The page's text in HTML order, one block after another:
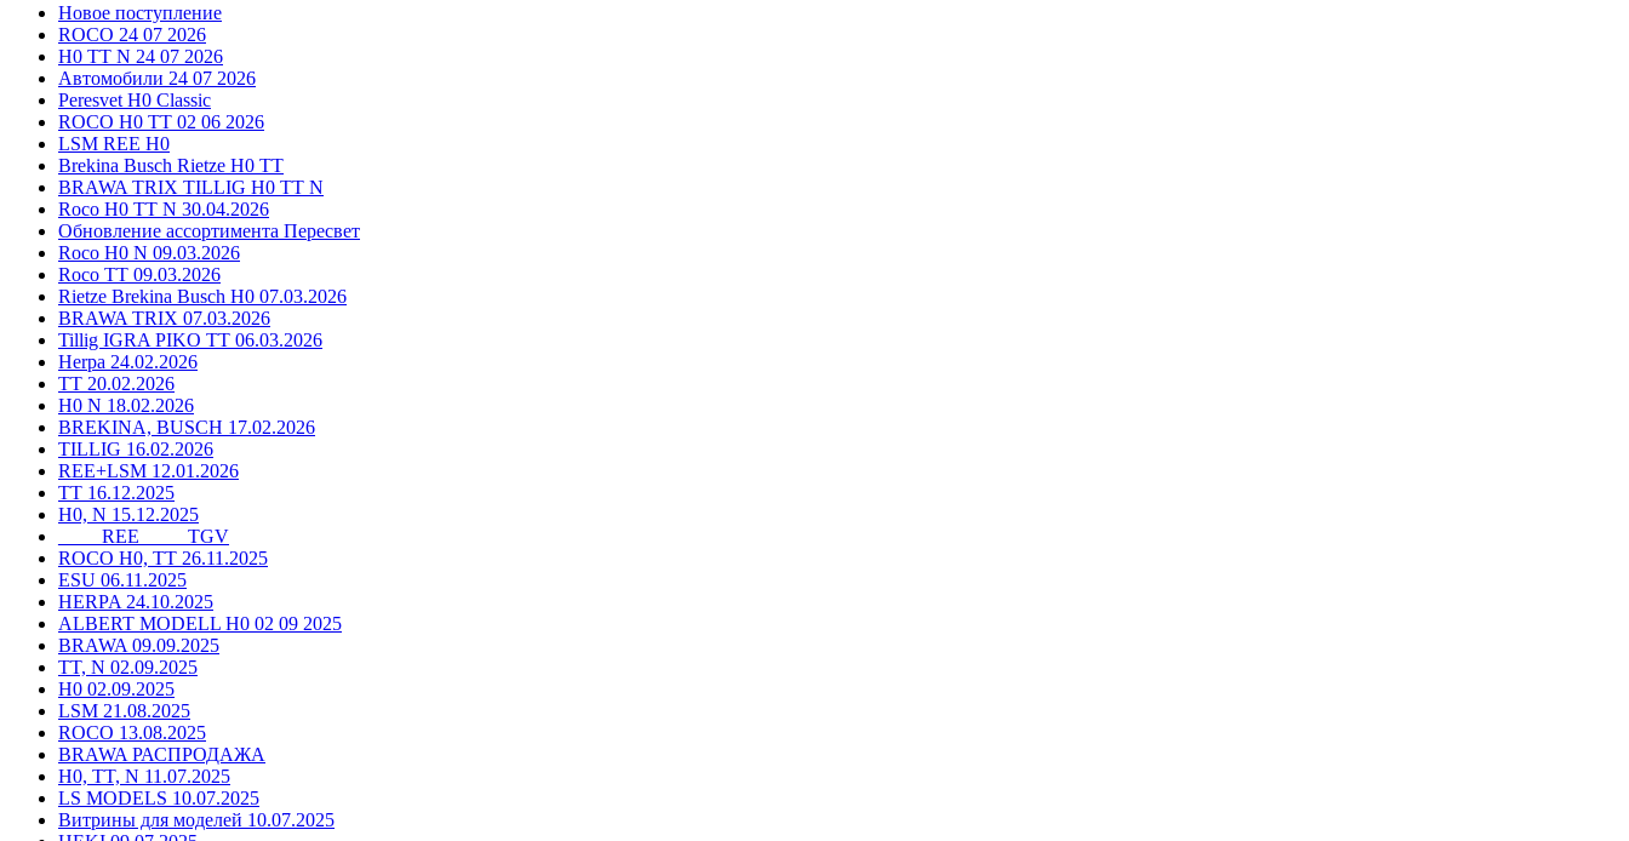
Новое поступление
ROCO 24 07 2026
H0 TT N 24 07 2026
Автомобили 24 07 2026
Peresvet H0 Classic
ROCO H0 TT 02 06 2026
LSM REE H0
Brekina Busch Rietze H0 TT
BRAWA TRIX TILLIG H0 TT N
Roco H0 TT N 30.04.2026
Обновление ассортимента Пересвет
Roco H0 N 09.03.2026
Roco TT 09.03.2026
Rietze Brekina Busch H0 07.03.2026
BRAWA TRIX 07.03.2026
Tillig IGRA PIKO TT 06.03.2026
Herpa 24.02.2026
TT 20.02.2026
H0 N 18.02.2026
BREKINA, BUSCH 17.02.2026
TILLIG 16.02.2026
REE+LSM 12.01.2026
TT 16.12.2025
H0, N 15.12.2025
____ REE ____ TGV
ROCO H0, TT 26.11.2025
ESU 06.11.2025
HERPA 24.10.2025
ALBERT MODELL H0 02 09 2025
BRAWA 09.09.2025
TT, N 02.09.2025
H0 02.09.2025
LSM 21.08.2025
ROCO 13.08.2025
BRAWA РАСПРОДАЖА
H0, TT, N 11.07.2025
LS MODELS 10.07.2025
Витрины для моделей 10.07.2025